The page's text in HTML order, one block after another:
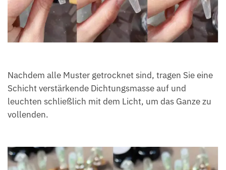
Nachdem alle Muster getrocknet sind, tragen Sie eine
Schicht verstärkende Dichtungsmasse auf und
leuchten schließlich mit dem Licht, um das Ganze zu
vollenden.